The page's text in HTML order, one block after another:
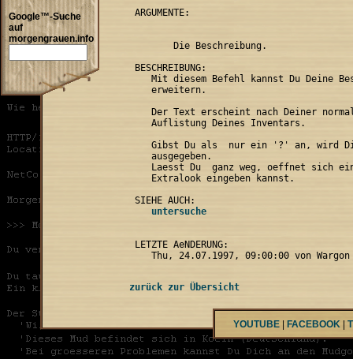
Google™-Suche
auf
morgengrauen.info
ARGUMENTE:
        Die Beschreibung.
BESCHREIBUNG:
Mit diesem Befehl kannst Du Deine
    erweitern.
Der Text erscheint nach Deiner
    Auflistung Deines Inventars.
    Gibst Du als
nur ein '?' an, wird
    ausgegeben.
    Laesst Du
ganz weg, oeffnet sich
    Extralook eingeben kannst.
LETZTE AeNDERUNG:
zurück zur Übersicht
YOUTUBE | FACEBOOK |